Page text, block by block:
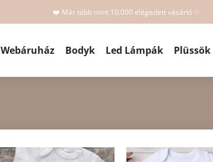
❤️ Már több mint 10.000 elégedett vásárló ✨
Webáruház Bodyk Led Lámpák Plüssök